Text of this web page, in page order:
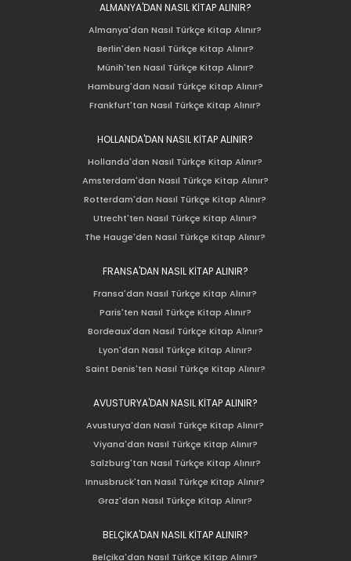
ALMANYA'DAN NASIL KİTAP ALINIR?
Almanya'dan Nasıl Türkçe Kitap Alınır?
Berlin'den Nasıl Türkçe Kitap Alınır?
Münih'ten Nasıl Türkçe Kitap Alınır?
Hamburg'dan Nasıl Türkçe Kitap Alınır?
Frankfurt'tan Nasıl Türkçe Kitap Alınır?
HOLLANDA'DAN NASIL KİTAP ALINIR?
Hollanda'dan Nasıl Türkçe Kitap Alınır?
Amsterdam'dan Nasıl Türkçe Kitap Alınır?
Rotterdam'dan Nasıl Türkçe Kitap Alınır?
Utrecht'ten Nasıl Türkçe Kitap Alınır?
The Hauge'den Nasıl Türkçe Kitap Alınır?
FRANSA'DAN NASIL KİTAP ALINIR?
Fransa'dan Nasıl Türkçe Kitap Alınır?
Paris'ten Nasıl Türkçe Kitap Alınır?
Bordeaux'dan Nasıl Türkçe Kitap Alınır?
Lyon'dan Nasıl Türkçe Kitap Alınır?
Saint Denis'ten Nasıl Türkçe Kitap Alınır?
AVUSTURYA'DAN NASIL KİTAP ALINIR?
Avusturya'dan Nasıl Türkçe Kitap Alınır?
Viyana'dan Nasıl Türkçe Kitap Alınır?
Salzburg'tan Nasıl Türkçe Kitap Alınır?
Innusbruck'tan Nasıl Türkçe Kitap Alınır?
Graz'dan Nasıl Türkçe Kitap Alınır?
BELÇİKA'DAN NASIL KİTAP ALINIR?
Belçika'dan Nasıl Türkçe Kitap Alınır?